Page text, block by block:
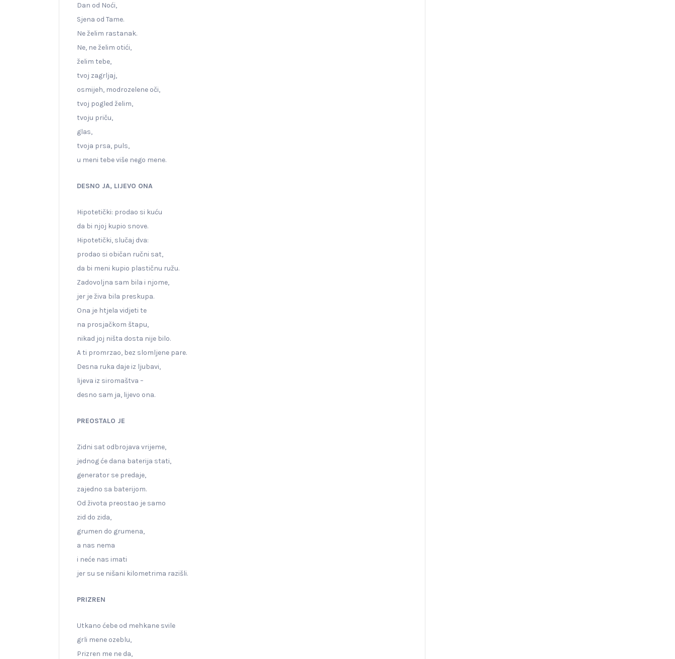
Dan od Noći,
Sjena od Tame.
Ne želim rastanak.
Ne, ne želim otići,
želim tebe,
tvoj zagrljaj,
osmijeh, modrozelene oči,
tvoj pogled želim,
tvoju priču,
glas,
tvoja prsa, puls,
u meni tebe više nego mene.
DESNO JA, LIJEVO ONA
Hipotetički: prodao si kuću
da bi njoj kupio snove.
Hipotetički, slučaj dva:
prodao si običan ručni sat,
da bi meni kupio plastičnu ružu.
Zadovoljna sam bila i njome,
jer je živa bila preskupa.
Ona je htjela vidjeti te
na prosjačkom štapu,
nikad joj ništa dosta nije bilo.
A ti promrzao, bez slomljene pare.
Desna ruka daje iz ljubavi,
lijeva iz siromaštva –
desno sam ja, lijevo ona.
PREOSTALO JE
Zidni sat odbrojava vrijeme,
jednog će dana baterija stati,
generator se predaje,
zajedno sa baterijom.
Od života preostao je samo
zid do zida,
grumen do grumena,
a nas nema
i neće nas imati
jer su se nišani kilometrima razišli.
PRIZREN
Utkano ćebe od mehkane svile
grli mene ozeblu,
Prizren me ne da,